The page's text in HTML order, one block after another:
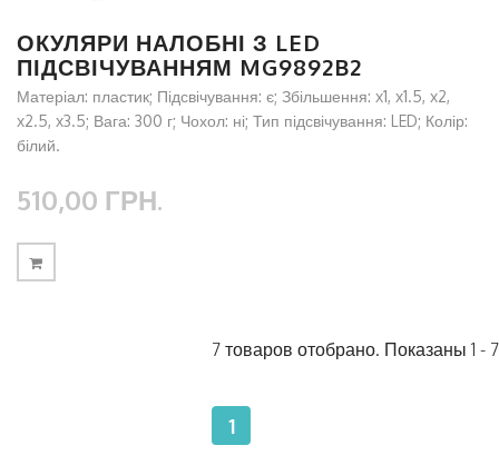
ОКУЛЯРИ НАЛОБНІ З LED
ПІДСВІЧУВАННЯМ MG9892B2
Матеріал: пластик; Підсвічування: є; Збільшення: x1, x1.5, x2,
x2.5, x3.5; Вага: 300 г; Чохол: ні; Тип підсвічування: LED; Колір:
білий.
510,00 ГРН.
7 товаров отобрано. Показаны 1 - 7
1